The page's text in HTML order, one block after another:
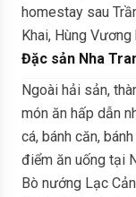
homestay sau
Khai, Hùng Vương
Đặc sản Nha
Ngoài hải sản,
món ăn hấp dẫn
cá, bánh căn,
điểm ăn uống tại
Bò nướng Lạc